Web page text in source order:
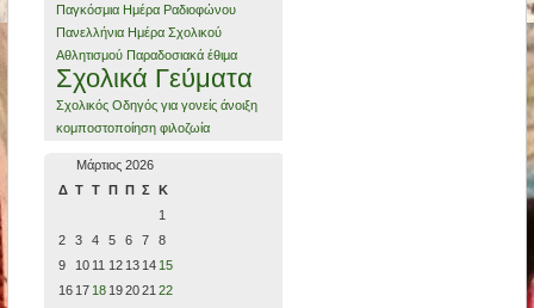
Παγκόσμια Ημέρα Ραδιοφώνου
Πανελλήνια Ημέρα Σχολικού
Αθλητισμού Παραδοσιακά έθιμα
Σχολικά Γεύματα
Σχολικός Οδηγός για γονείς άνοιξη
κομποστοποίηση φιλοζωία
Μάρτιος 2026
Δ Τ Τ Π Π Σ
Κ
1
2
3 4 5 6 7
8
9
1011 12131415
16171819202122